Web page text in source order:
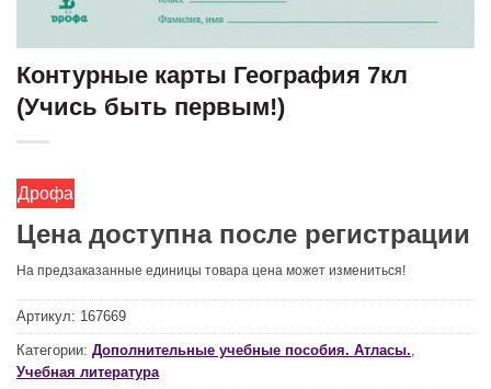
Контурные карты География 7кл
(Учись быть первым!)
Дрофа
Цена доступна после регистрации
На предзаказанные единицы товара цена может измениться!
Артикул: 167669
Категории: Дополнительные учебные пособия. Атласы.
Учебная литература